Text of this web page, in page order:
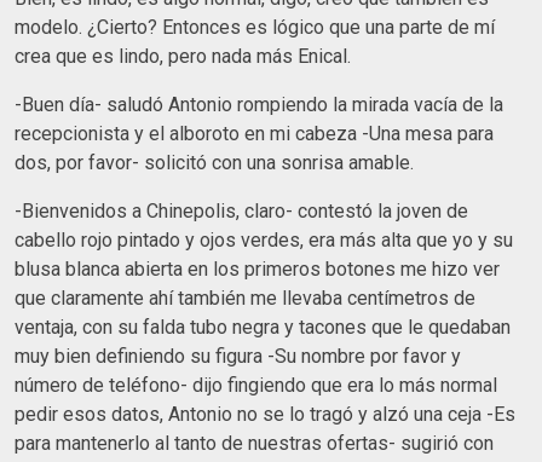
modelo. ¿Cierto? Entonces es lógico que una parte de mí
crea que es lindo, pero nada más Enical.
-Buen día- saludó Antonio rompiendo la mirada vacía de la
recepcionista y el alboroto en mi cabeza -Una mesa para
dos, por favor- solicitó con una sonrisa amable.
-Bienvenidos a Chinepolis, claro- contestó la joven de
cabello rojo pintado y ojos verdes, era más alta que yo y su
blusa blanca abierta en los primeros botones me hizo ver
que claramente ahí también me llevaba centímetros de
ventaja, con su falda tubo negra y tacones que le quedaban
muy bien definiendo su figura -Su nombre por favor y
número de teléfono- dijo fingiendo que era lo más normal
pedir esos datos, Antonio no se lo tragó y alzó una ceja -Es
para mantenerlo al tanto de nuestras ofertas- sugirió con